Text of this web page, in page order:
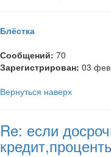
Блёстка
Сообщений: 70
Зарегистрирован: 03
Вернуться наверх
Re: если